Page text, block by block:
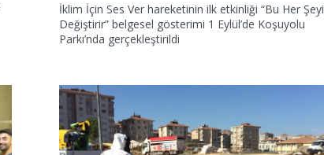
İklim İçin Ses Ver hareketinin ilk etkinliği “Bu Her Şeyi
Değiştirir” belgesel gösterimi 1 Eylül’de Koşuyolu
Parkı’nda gerçekleştirildi